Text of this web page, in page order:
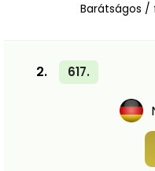
Barátságos /
2. 617.